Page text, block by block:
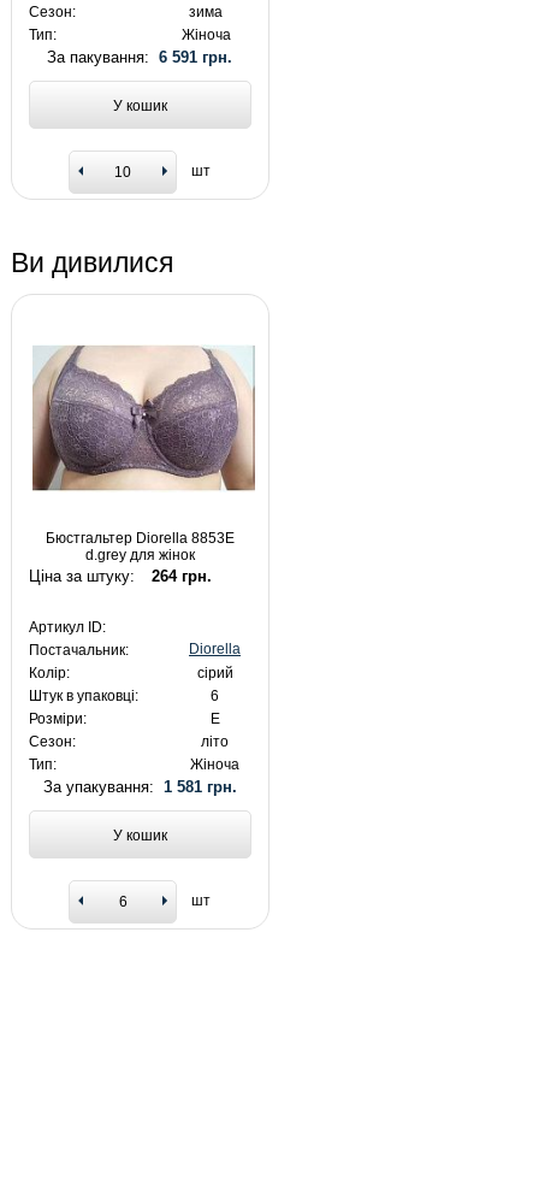
Сезон:
зима
Тип:
Жіноча
За пакування:6 591 грн.
У кошик
шт
Ви дивилися
Бюстгальтер Diorella 8853E
d.grey для жінок
Ціна за штуку: 264 грн.
Артикул ID:
Постачальник:
Diorella
Колір:
сірий
Штук в упаковці:
6
Розміри:
E
Сезон:
літо
Тип:
Жіноча
За упакування: 1 581 грн.
У кошик
шт